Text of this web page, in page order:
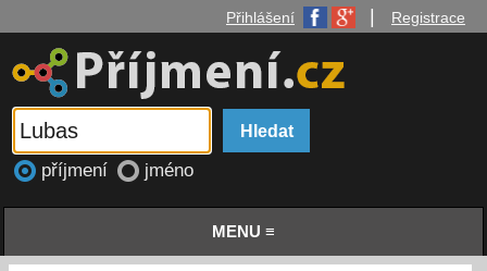
Přihlášení Registrace
příjmení jméno
MENU ≡